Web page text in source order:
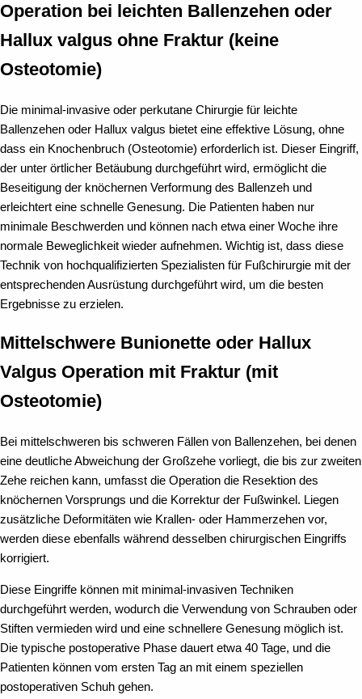
Operation bei leichten Ballenzehen oder
Hallux valgus ohne Fraktur (keine
Osteotomie)
Die minimal-invasive oder perkutane Chirurgie für leichte
Ballenzehen oder Hallux valgus bietet eine effektive Lösung, ohne
dass ein Knochenbruch (Osteotomie) erforderlich ist. Dieser Eingriff,
der unter örtlicher Betäubung durchgeführt wird, ermöglicht die
Beseitigung der knöchernen Verformung des Ballenzeh und
erleichtert eine schnelle Genesung. Die Patienten haben nur
minimale Beschwerden und können nach etwa einer Woche ihre
normale Beweglichkeit wieder aufnehmen. Wichtig ist, dass diese
Technik von hochqualifizierten Spezialisten für Fußchirurgie mit der
entsprechenden Ausrüstung durchgeführt wird, um die besten
Ergebnisse zu erzielen.
Mittelschwere Bunionette oder Hallux
Valgus Operation mit Fraktur (mit
Osteotomie)
Bei mittelschweren bis schweren Fällen von Ballenzehen, bei denen
eine deutliche Abweichung der Großzehe vorliegt, die bis zur zweiten
Zehe reichen kann, umfasst die Operation die Resektion des
knöchernen Vorsprungs und die Korrektur der Fußwinkel. Liegen
zusätzliche Deformitäten wie Krallen- oder Hammerzehen vor,
werden diese ebenfalls während desselben chirurgischen Eingriffs
korrigiert.
Diese Eingriffe können mit minimal-invasiven Techniken
durchgeführt werden, wodurch die Verwendung von Schrauben oder
Stiften vermieden wird und eine schnellere Genesung möglich ist.
Die typische postoperative Phase dauert etwa 40 Tage, und die
Patienten können vom ersten Tag an mit einem speziellen
postoperativen Schuh gehen.